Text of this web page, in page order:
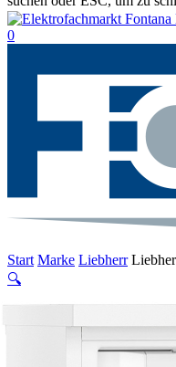
Suche
beenden
suche
0
Start Marke Liebherr
🔍